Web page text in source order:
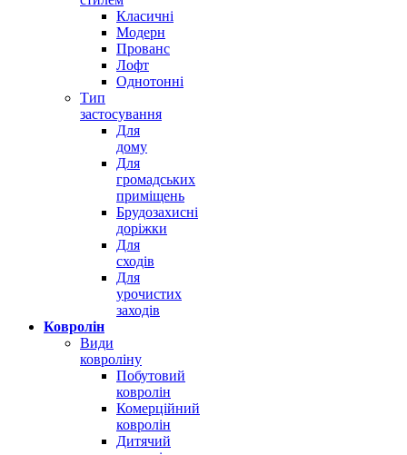
Класичні
Модерн
Прованс
Лофт
Однотонні
Тип
застосування
Для
дому
Для
громадських
приміщень
Брудозахисні
доріжки
Для
сходів
Для
урочистих
заходів
Ковролін
Види
ковроліну
Побутовий
ковролін
Комерційний
ковролін
Дитячий